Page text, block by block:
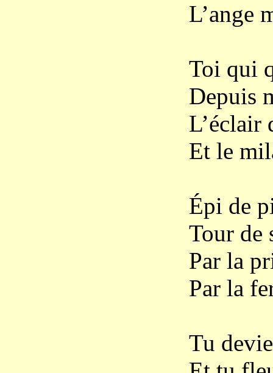
L’ange
Toi qui
Depuis
L’éclair
Et le
Épi de
Tour de
Par la
Par la
Tu